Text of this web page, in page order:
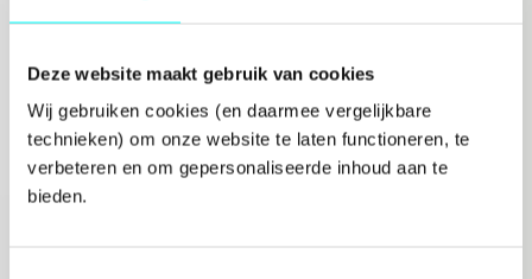
Deze website maakt gebruik van cookies
Wij gebruiken cookies (en daarmee vergelijkbare
technieken) om onze website te laten functioneren, te
verbeteren en om gepersonaliseerde inhoud aan te
bieden.
Internationalisering